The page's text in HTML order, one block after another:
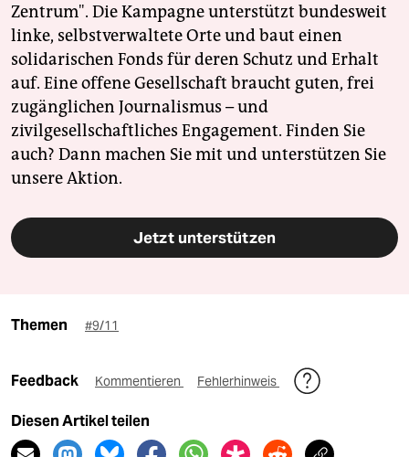
Zentrum". Die Kampagne unterstützt bundesweit
linke, selbstverwaltete Orte und baut einen
solidarischen Fonds für deren Schutz und Erhalt
auf. Eine offene Gesellschaft braucht guten, frei
zugänglichen Journalismus – und
zivilgesellschaftliches Engagement. Finden Sie
auch? Dann machen Sie mit und unterstützen Sie
unsere Aktion.
Jetzt unterstützen
Themen #9/11
Feedback Kommentieren Fehlerhinweis
Diesen Artikel teilen